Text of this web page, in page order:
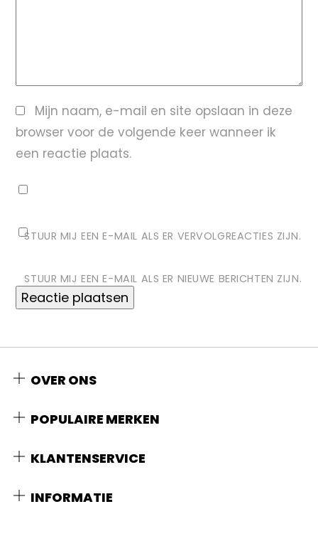
Mijn naam, e-mail en site opslaan in deze
browser voor de volgende keer wanneer ik
een reactie plaats.
STUUR MIJ EEN E-MAIL ALS ER VERVOLGREACTIES ZIJN.
STUUR MIJ EEN E-MAIL ALS ER NIEUWE BERICHTEN ZIJN.
OVER ONS
POPULAIRE MERKEN
KLANTENSERVICE
INFORMATIE